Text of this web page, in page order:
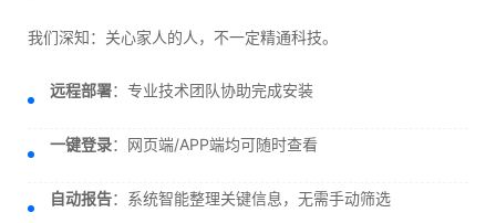
我们深知：关心家人的人，不一定精通科技。
远程部署：专业技术团队协助完成安装
一键登录：网页端/APP端均可随时查看
自动报告：系统智能整理关键信息，无需手动筛选